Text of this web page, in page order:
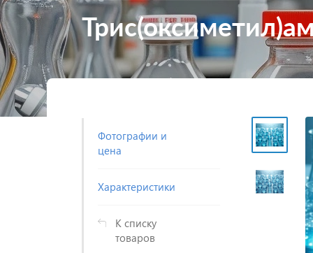
Фотографии и
цена
Характеристики
К списку
товаров